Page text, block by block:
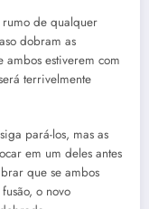
rumo de qualquer
dobram as
estiverem com
terrivelmente
pará-los, mas as
em um deles antes
que se ambos
o novo